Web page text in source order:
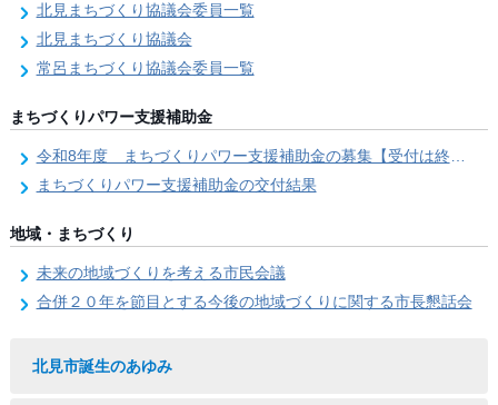
北見まちづくり協議会委員一覧
北見まちづくり協議会
常呂まちづくり協議会委員一覧
まちづくりパワー支援補助金
令和8年度 まちづくりパワー支援補助金の募集【受付は終了しました。】
まちづくりパワー支援補助金の交付結果
地域・まちづくり
未来の地域づくりを考える市民会議
合併２０年を節目とする今後の地域づくりに関する市長懇話会
北見市誕生のあゆみ